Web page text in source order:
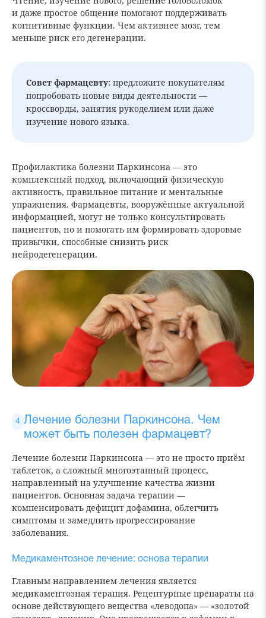
и даже простое общение помогают поддерживать
когнитивные функции. Чем активнее мозг, тем
меньше риск его дегенерации.
Совет фармацевту: предложите покупателям
попробовать новые виды деятельности —
кроссворды, занятия рукоделием или даже
изучение нового языка.
Профилактика болезни Паркинсона — это
комплексный подход, включающий физическую
активность, правильное питание и ментальные
упражнения. Фармацевты, вооружённые актуальной
информацией, могут не только консультировать
пациентов, но и помогать им формировать здоровые
привычки, способные снизить риск
нейродегенерации.
Лечение болезни Паркинсона. Чем
может быть полезен фармацевт?
Лечение болезни Паркинсона — это не просто приём
таблеток, а сложный многоэтапный процесс,
направленный на улучшение качества жизни
пациентов. Основная задача терапии —
компенсировать дефицит дофамина, облегчить
симптомы и замедлить прогрессирование
заболевания.
Медикаментозное лечение: основа терапии
Главным направлением лечения является
медикаментозная терапия. Рецептурные препараты на
основе действующего вещества «леводопа» — «золотой